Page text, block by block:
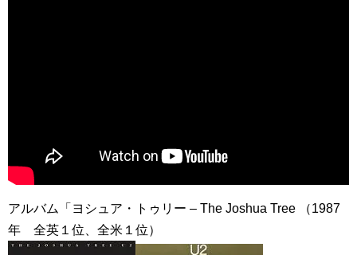
アルバム「ヨシュア・トゥリー – The Joshua Tree （1987
年 全英１位、全米１位）